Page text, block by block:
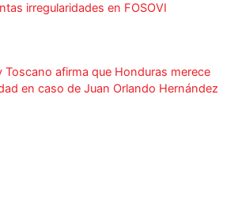
irregularidades en FOSOVI
Toscano afirma que Honduras merece
en caso de Juan Orlando Hernández